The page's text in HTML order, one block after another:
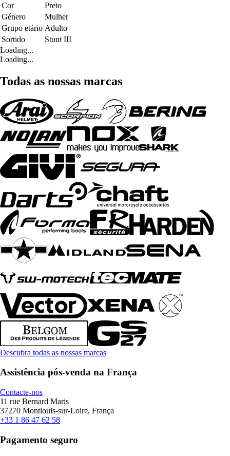
Cor
Preto
Género
Mulher
Grupo etário Adulto
Sortido
Stunt III
Loading...
Loading...
Todas as nossas marcas
Descubra todas as nossas marcas
Assistência pós-venda na França
Contacte-nos
11 rue Bernard Maris
37270 Montlouis-sur-Loire, França
+33 1 86 47 62 58
Pagamento seguro